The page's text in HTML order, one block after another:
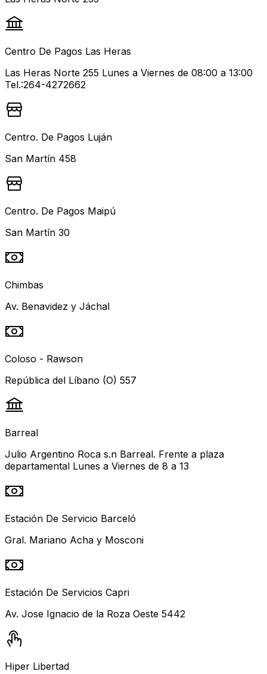
Centro De Pagos Las Heras
Las Heras Norte 255 Lunes a Viernes de 08:00 a 13:00
Tel.:264-4272662
Centro. De Pagos Luján
San Martín 458
Centro. De Pagos Maipú
San Martín 30
Chimbas
Av. Benavidez y Jáchal
Coloso - Rawson
República del Líbano (O) 557
Barreal
Julio Argentino Roca s.n Barreal. Frente a plaza
departamental Lunes a Viernes de 8 a 13
Estación De Servicio Barceló
Gral. Mariano Acha y Mosconi
Estación De Servicios Capri
Av. Jose Ignacio de la Roza Oeste 5442
Hiper Libertad